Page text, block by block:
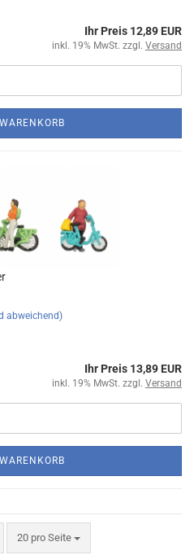
Ihr Preis 12,89 EUR
inkl. 19% MwSt. zzgl. Versand
abweichend)
Ihr Preis 13,89 EUR
inkl. 19% MwSt. zzgl. Versand
20 pro Seite